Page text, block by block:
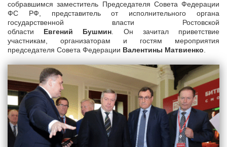
собравшимся заместитель Председателя Совета Федерации
ФС РФ, представитель от исполнительного органа
государственной власти Ростовской
области Евгений Бушмин. Он зачитал приветствие
участникам, организаторам и гостям мероприятия
председателя Совета Федерации Валентины Матвиенко.